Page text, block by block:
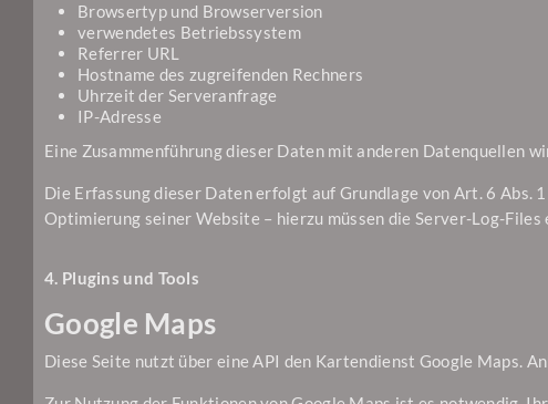
Browsertyp und Browserversion
verwendetes Betriebssystem
Referrer URL
Hostname des zugreifenden Rechners
Uhrzeit der Serveranfrage
IP-Adresse
Eine Zusammenführung dieser Daten mit anderen Datenquellen
Die Erfassung dieser Daten erfolgt auf Grundlage von Art. 6
Optimierung seiner Website – hierzu müssen die Server-Log-Files
4. Plugins und Tools
Google Maps
Diese Seite nutzt über eine API den Kartendienst Google Maps.